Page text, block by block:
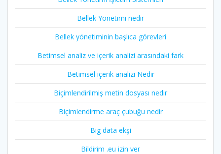
Bellek Yönetimi nedir
Bellek yönetiminin başlıca görevleri
Betimsel analiz ve içerik analizi arasındaki fark
Betimsel içerik analizi Nedir
Biçimlendirilmiş metin dosyası nedir
Biçimlendirme araç çubuğu nedir
Big data ekşi
Bildirim .eu izin ver